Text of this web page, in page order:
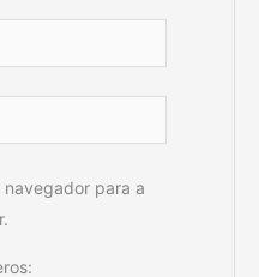
para a